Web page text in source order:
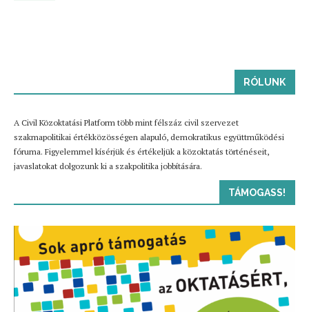
RÓLUNK
A Civil Közoktatási Platform több mint félszáz civil szervezet
szakmapolitikai értékközösségen alapuló, demokratikus együttműködési
fóruma. Figyelemmel kísérjük és értékeljük a közoktatás történéseit,
javaslatokat dolgozunk ki a szakpolitika jobbítására.
TÁMOGASS!